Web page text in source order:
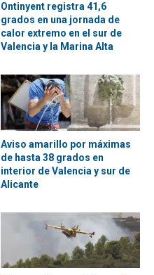
Ontinyent registra 41,6
grados en una jornada de
calor extremo en el sur de
Valencia y la Marina Alta
Aviso amarillo por máximas
de hasta 38 grados en
interior de Valencia y sur de
Alicante